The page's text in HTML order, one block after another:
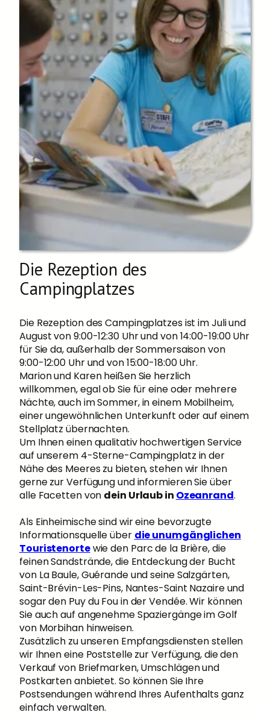
Die Rezeption des
Campingplatzes
Die Rezeption des Campingplatzes ist im Juli und
August von 9:00-12:30 Uhr und von 14:00-19:00 Uhr
für Sie da, außerhalb der Sommersaison von
9:00-12:00 Uhr und von 15:00-18:00 Uhr.
Marion und Karen heißen Sie herzlich
willkommen, egal ob Sie für eine oder mehrere
Nächte, auch im Sommer, in einem Mobilheim,
einer ungewöhnlichen Unterkunft oder auf einem
Stellplatz übernachten.
Um Ihnen einen qualitativ hochwertigen Service
auf unserem 4-Sterne-Campingplatz in der
Nähe des Meeres zu bieten, stehen wir Ihnen
gerne zur Verfügung und informieren Sie über
alle Facetten von dein Urlaub in Ozeanrand.
Als Einheimische sind wir eine bevorzugte
Informationsquelle über die unumgänglichen
Touristenortewie den Parc de la Brière, die
feinen Sandstrände, die Entdeckung der Bucht
von La Baule, Guérande und seine Salzgärten,
Saint-Brévin-Les-Pins, Nantes-Saint Nazaire und
sogar den Puy du Fou in der Vendée. Wir können
Sie auch auf angenehme Spaziergänge im Golf
von Morbihan hinweisen.
Zusätzlich zu unseren Empfangsdiensten stellen
wir Ihnen eine Poststelle zur Verfügung, die den
Verkauf von Briefmarken, Umschlägen und
Postkarten anbietet. So können Sie Ihre
Postsendungen während Ihres Aufenthalts ganz
einfach verwalten.